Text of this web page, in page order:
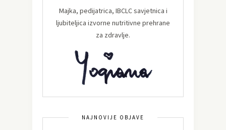
Majka, pedijatrica, IBCLC savjetnica i
ljubiteljica izvorne nutritivne prehrane
za zdravlje.
NAJNOVIJE OBJAVE